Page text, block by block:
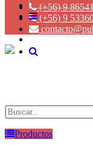
(+56) 9
(+56) 9
Productos